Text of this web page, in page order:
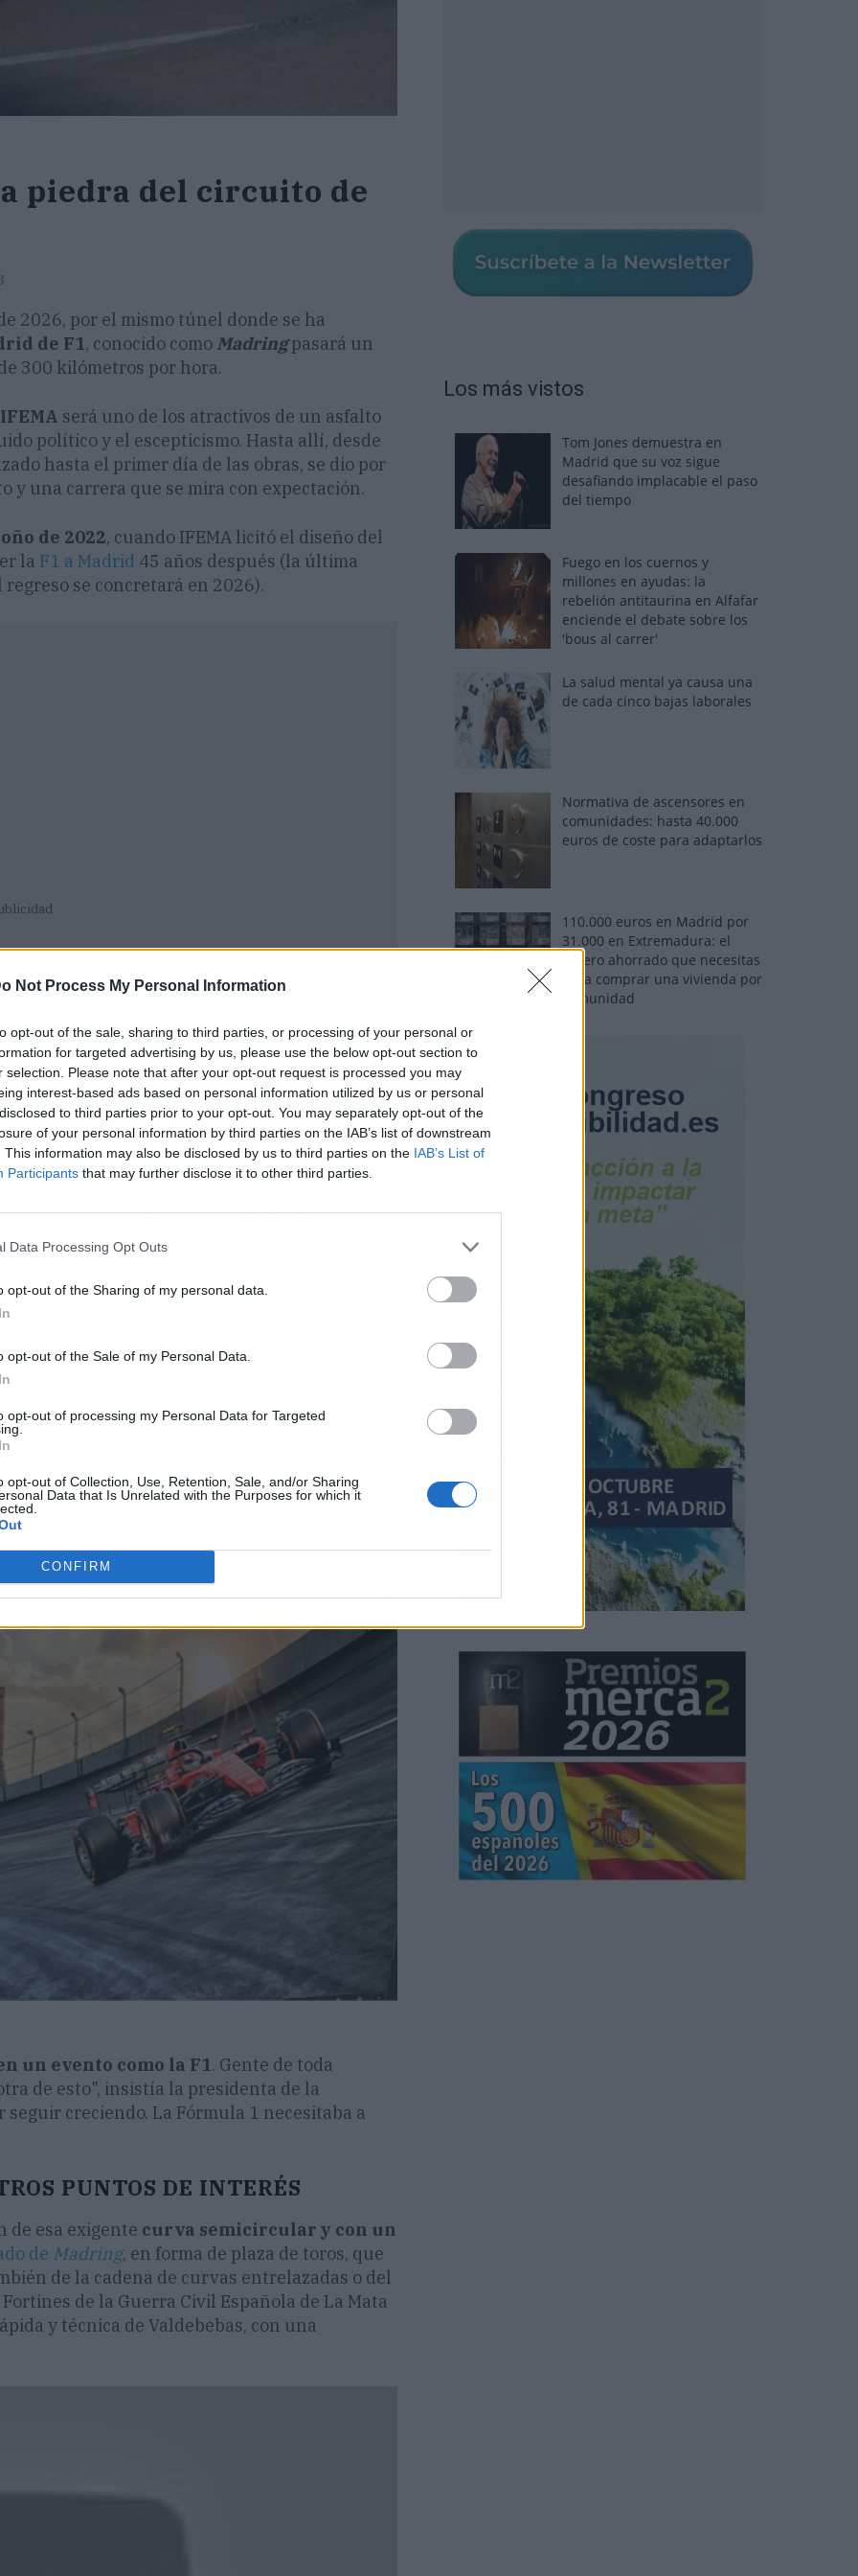
Not Process My Personal Information
opt-out of the sale, sharing to third parties, or processing of your personal or
for targeted advertising by us, please use the below opt-out section to
selection. Please note that after your opt-out request is processed you may
interest-based ads based on personal information utilized by us or personal
to third parties prior to your opt-out. You may separately opt-out of the
of your personal information by third parties on the IAB’s list of downstream
This information may also be disclosed by us to third parties on the IAB’s List of
Participants that may further disclose it to other third parties.
Data Processing Opt Outs
opt-out of the Sharing of my personal data.
opt-out of the Sale of my Personal Data.
opt-out of processing my Personal Data for Targeted
opt-out of Collection, Use, Retention, Sale, and/or Sharing
Data that Is Unrelated with the Purposes for which it
CONFIRM
piedra del circuito de
2026, por el mismo túnel donde se ha
de F1, conocido como Madringpasará un
300 kilómetros por hora.
será uno de los atractivos de un asfalto
político y el escepticismo. Hasta allí, desde
hasta el primer día de las obras, se dio por
y una carrera que se mira con expectación.
de 2022, cuando IFEMA licitó el diseño del
la F1 a Madrid 45 años después (la última
se concretará en 2026).
que ha sido la encargada de rediseñar el
de Singapur, Spa-Francorchamps o Imola,
desde el año 2000.
DE F1,
la mesa de diseño, muchas modificaciones,
diferente en el mundo de las carreras
hicieron con Zandvoort y sus dos curvas
desde el comienzo.
en realidad.Será un Gran Premio
argumentaba desde Díaz-Ayuso que, días
padre para recorrer los entresijos del circuito
un evento como la F1. Gente de toda
de esto", insistía la presidenta de la
creciendo. La Fórmula 1 necesitaba a
PUNTOS DE INTERÉS
de esa exigente curva semicircular y con un
de Madring, en forma de plaza de toros, que
de la cadena de curvas entrelazadas o del
de la Guerra Civil Española de La Mata
y técnica de Valdebebas, con una
Los más vistos
Tom Jones demuestra en
Madrid que su voz sigue
desafiando implacable el paso
del tiempo
Fuego en los cuernos y
millones en ayudas: la
rebelión antitaurina en Alfafar
enciende el debate sobre los
'bous al carrer'
La salud mental ya causa una
de cada cinco bajas laborales
Normativa de ascensores en
comunidades: hasta 40.000
euros de coste para adaptarlos
110.000 euros en Madrid por
31.000 en Extremadura: el
dinero ahorrado que necesitas
para comprar una vivienda por
comunidad